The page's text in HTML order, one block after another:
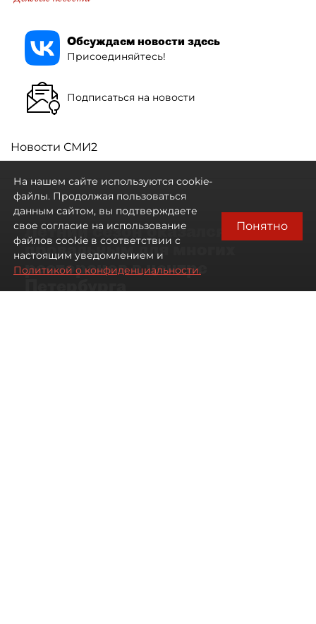
Обсуждаем новости здесь
Присоединяйтесь!
Подписаться на новости
Новости СМИ2
Летний сезон оказался
провальным для многих
ресторанов в центре
Петербурга
На нашем сайте используются cookie-
файлы. Продолжая пользоваться
данным сайтом, вы подтверждаете
свое согласие на использование
файлов cookie в соответствии с
настоящим уведомлением и
Политикой о конфиденциальности.
Понятно